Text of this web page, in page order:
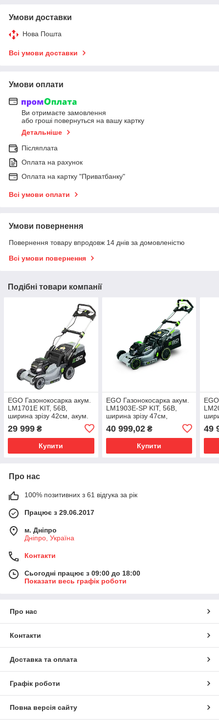
Умови доставки
Нова Пошта
Всі умови доставки
Умови оплати
Ви отримаєте замовлення
або гроші повернуться на вашу картку
Детальніше
Післяплата
Оплата на рахунок
Оплата на картку "Приватбанку"
Всі умови оплати
Умови повернення
Повернення товару впродовж 14 днів за домовленістю
Всі умови повернення
Подібні товари компанії
EGO Газонокосарка акум.
LM1701E KIT, 56В,
ширина зрізу 42см, акум.
пристрій
29 999 ₴
Купити
EGO Газонокосарка акум.
LM1903E-SP KIT, 56В,
ширина зрізу 47см,
самохідна, акум. 5А*год +
зарядний пристрій
40 999,02₴
Купити
49
Про нас
100% позитивних з 61 відгука за рік
Працює з 29.06.2017
м. Дніпро
Дніпро, Україна
Контакти
Сьогодні працює з 09:00 до 18:00
Показати весь графік роботи
Про нас
Контакти
Доставка та оплата
Графік роботи
Повна версія сайту